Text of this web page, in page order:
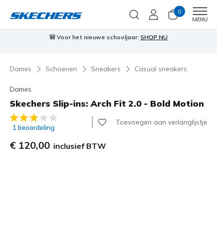
0
MENU
Skechers VIP:45 dagen retourrecht voor ledenMeld je aan
Dames Schoenen Sneakers Casual sneakers
Dames
Skechers Slip-ins: Arch Fit 2.0 - Bold Motion
3,7 van de 5 klantbeoordelingen
1 beoordeling
Toevoegen aan verlanglijstje
€ 120,00 inclusief BTW